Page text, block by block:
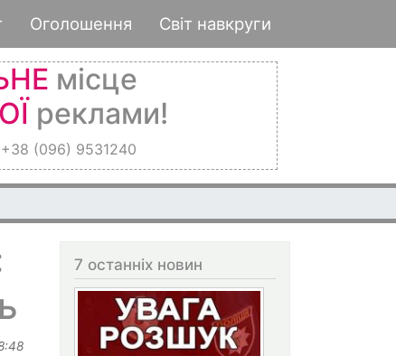
Оголошення Світ навкруги
місце
реклами!
(096) 9531240
7 останніх новин